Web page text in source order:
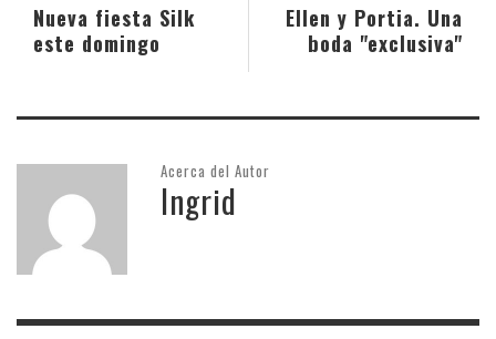
Ellen y Portia. Una
boda "exclusiva"
Nueva fiesta Silk
este domingo
Acerca del Autor
Ingrid